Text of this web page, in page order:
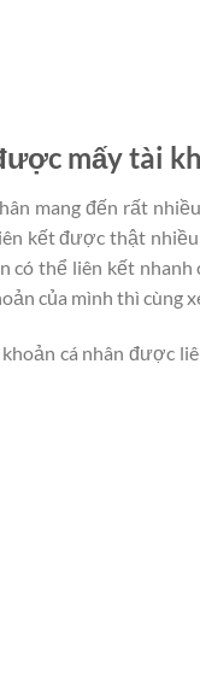
mấy tài
mang đến rất
kết được thật nhiều
thể liên kết nhanh
của mình thì cùng
cá nhân được